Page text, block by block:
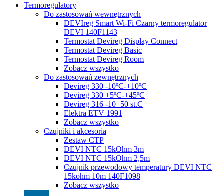
Termoregulatory
Do zastosowań wewnętrznych
DEVIreg Smart Wi-Fi Czarny termoregulator
DEVI 140F1143
Termostat Devireg Display Connect
Termostat Devireg Basic
Termostat Devireg Room
Zobacz wszystko
Do zastosowań zewnętrznych
Devireg 330 -10ºC-+10ºC
Devireg 330 +5ºC-+45ºC
Devireg 316 -10+50 st.C
Elektra ETV 1991
Zobacz wszystko
Czujniki i akcesoria
Zestaw CTP
DEVI NTC 15kOhm 3m
DEVI NTC 15kOhm 2,5m
Czujnik przewodowy temperatury DEVI NTC
15kohm 10m 140F1098
Zobacz wszystko